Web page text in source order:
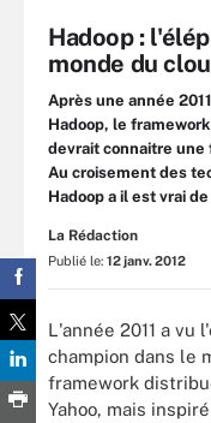
Hadoop :
monde du
Après une année
Hadoop, le
devrait connaitre une
Au croisement des
Hadoop a il est vrai
La Rédaction
Publié le: 12 janv. 2012
L'année 2011 a vu
champion dans le
framework
Yahoo, mais